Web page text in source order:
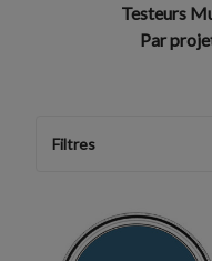
Testeurs
Par
Filtres
Trier